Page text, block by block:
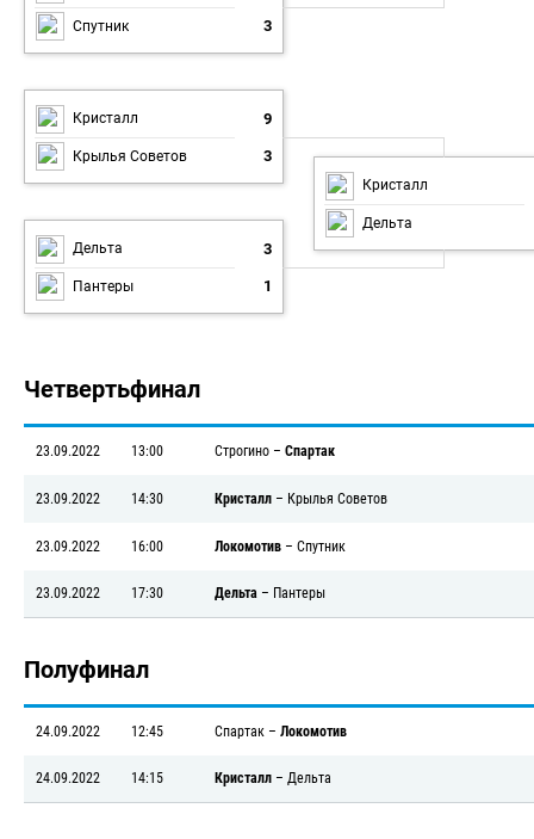
Спутник 3
Кристалл 9
Крылья Советов 3
Дельта 3
Пантеры 1
Кристалл
Дельта
Четвертьфинал
23.09.2022 13:00 Строгино – Спартак
23.09.2022 14:30 Кристалл – Крылья Советов
23.09.2022 16:00 Локомотив – Спутник
23.09.2022 17:30 Дельта – Пантеры
Полуфинал
24.09.2022 12:45 Спартак – Локомотив
24.09.2022 14:15 Кристалл – Дельта